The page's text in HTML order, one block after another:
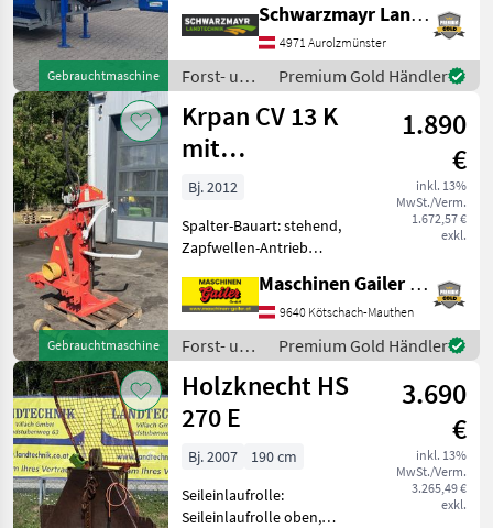
Gebrauchtmaschine
2020 Baujahr - mit Fahrwerk
- mit mechanisch
klappbaren Förderband 4,
40m - mit Zapfwelle
Schwarzmayr Landtechnik GmbH - Aurolzmünster
4971 Aurolzmünster
Forst- und
Holztechnik
/
Binderberger
Premium Gold Händler
Gebrauchtmaschine
Krpan CV 13 K
mit
Zapfwellenantrieb
1.890
€
inkl. 13%
MwSt./Verm.
1.672,57 €
exkl.
Bj. 2012
Spalter-Bauart: stehend,
Zapfwellen-Antrieb
Spaltkraft 13 to - Spaltlänge
bis zu 110 cm -
Zapfwellenantrieb -
Gelenkwelle - mechanisch
Maschinen Gailer GmbH
9640 Kötschach-Mauthen
Forst- und
Holztechnik
/ Krpan
Premium Gold Händler
Holzknecht HS
270 E
3.690
€
inkl. 13%
MwSt./Verm.
3.265,49 €
exkl.
Bj. 2007
190 cm
Seileinlaufrolle:
Seileinlaufrolle oben,